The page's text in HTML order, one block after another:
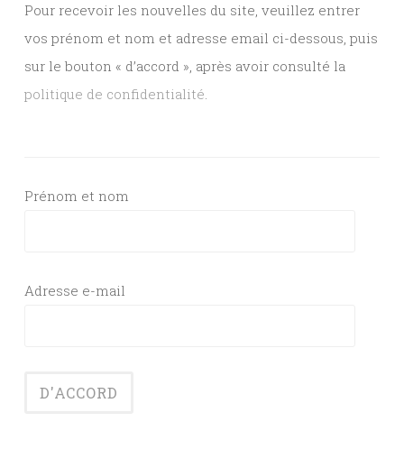
Pour recevoir les nouvelles du site, veuillez entrer
vos prénom et nom et adresse email ci-dessous, puis
sur le bouton « d’accord », après avoir consulté la
politique de confidentialité.
Prénom et nom
Adresse e-mail